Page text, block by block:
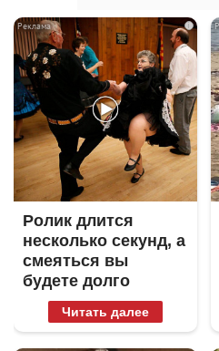
i
Ролик длится
несколько секунд, а
смеяться вы
будете долго
Читать далее